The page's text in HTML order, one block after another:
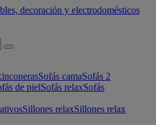
Sofás camaSofás 2
de pielSofás relaxSofás
Sillones relaxSillones relax